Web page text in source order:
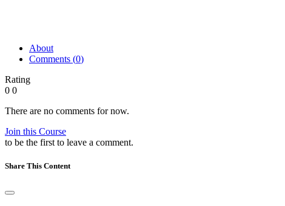
About
Comments (0)
Rating
0 0
There are no comments for now.
Join this Course
to be the first to leave a comment.
Share This Content